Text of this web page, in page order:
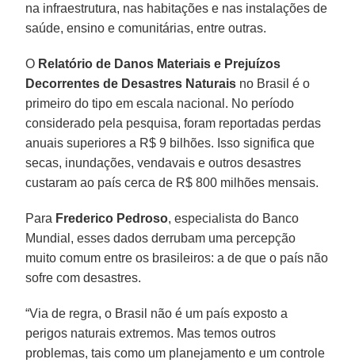
na infraestrutura, nas habitações e nas instalações de
saúde, ensino e comunitárias, entre outras.
O Relatório de Danos Materiais e Prejuízos
Decorrentes de Desastres Naturais no Brasil é o
primeiro do tipo em escala nacional. No período
considerado pela pesquisa, foram reportadas perdas
anuais superiores a R$ 9 bilhões. Isso significa que
secas, inundações, vendavais e outros desastres
custaram ao país cerca de R$ 800 milhões mensais.
Para Frederico Pedroso, especialista do Banco
Mundial, esses dados derrubam uma percepção
muito comum entre os brasileiros: a de que o país não
sofre com desastres.
“Via de regra, o Brasil não é um país exposto a
perigos naturais extremos. Mas temos outros
problemas, tais como um planejamento e um controle